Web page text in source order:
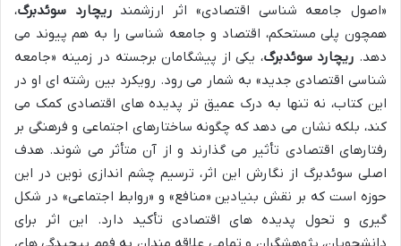
«اصول جامعه شناسی اقتصادی» اثر ارزشمندریچارد سوئدبرگ،
همچون پلی مستحکم، اقتصاد و جامعه شناسی را به هم پیوند می
دهد. ریچارد سوئدبرگ، یکی از پیشگامان برجسته در زمینه «جامعه
شناسی اقتصادی جدید» به شمار می رود. رویکرد بین رشته ای او در
این کتاب، نه تنها به درک عمیق تر پدیده های اقتصادی کمک می
کند، بلکه نشان می دهد که چگونه ساختارهای اجتماعی و فرهنگی بر
رفتارهای اقتصادی تأثیر می گذارند و از آن متأثر می شوند. هدف
اصلی سوئدبرگ از نگارش این اثر، ترسیم چشم اندازی نوین در این
حوزه است که بر نقش بنیادین «منافع» و «روابط اجتماعی» در شکل
گیری و تحول پدیده های اقتصادی تأکید دارد. این اثر برای